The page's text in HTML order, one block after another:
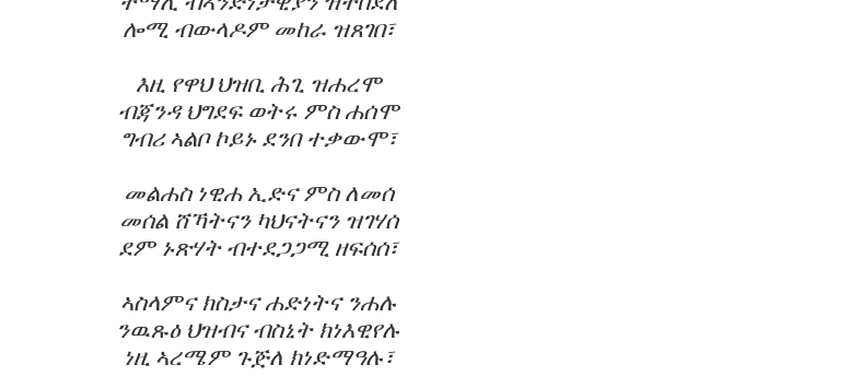
ሎሚ ብውላዶም መከራ ዝጸገበ፣
እዚ የዋህ ህዝቢ ሕጊ ዝሐረሞ
ብጃንዳ ህግደፍ ወትሩ ምስ ሐሰሞ
ግብሪ ኣልቦ ኮይኑ ደንበ ተቃውሞ፣
መልሐስ ነዊሐ ኢድና ምስ ለመሰ
መሰል ሸኻትናን ካህናትናን ዝገሃሰ
ደም ኑጽሃት ብተደጋጋሚ ዘፍሰሰ፣
ኣስላምና ክስታና ሐድነትና ንሐሉ
ንዉጹዕ ህዝብና ብስኒት ክነእዊየሉ
ነዚ ኣረሜም ጉጅለ ክነድማዓሉ፣